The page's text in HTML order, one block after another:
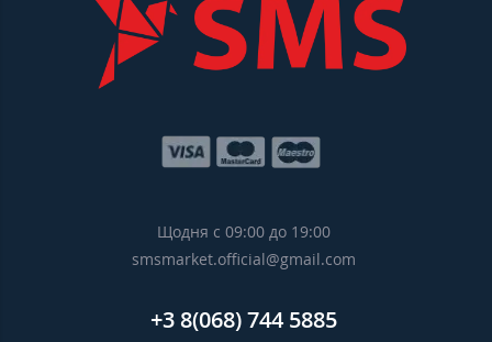
Щодня с 09:00 до 19:00
smsmarket.official@gmail.com
+3 8(068) 744 5885